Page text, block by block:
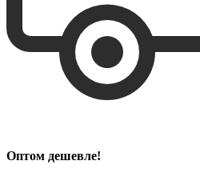
Оптом дешевле!